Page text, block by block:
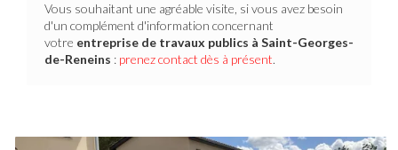
Vous souhaitant une agréable visite, si vous avez besoin
d'un complément d'information concernant
votre entreprise de travaux publics à Saint-Georges-
de-Reneins : prenez contact dès à présent.